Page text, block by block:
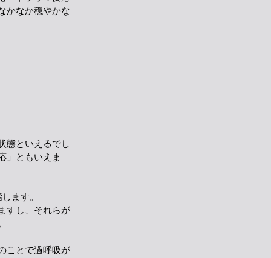
かなか穏やかな
態といえるでし
」ともいえま
ます。
すし、それらが
ことで過呼吸が